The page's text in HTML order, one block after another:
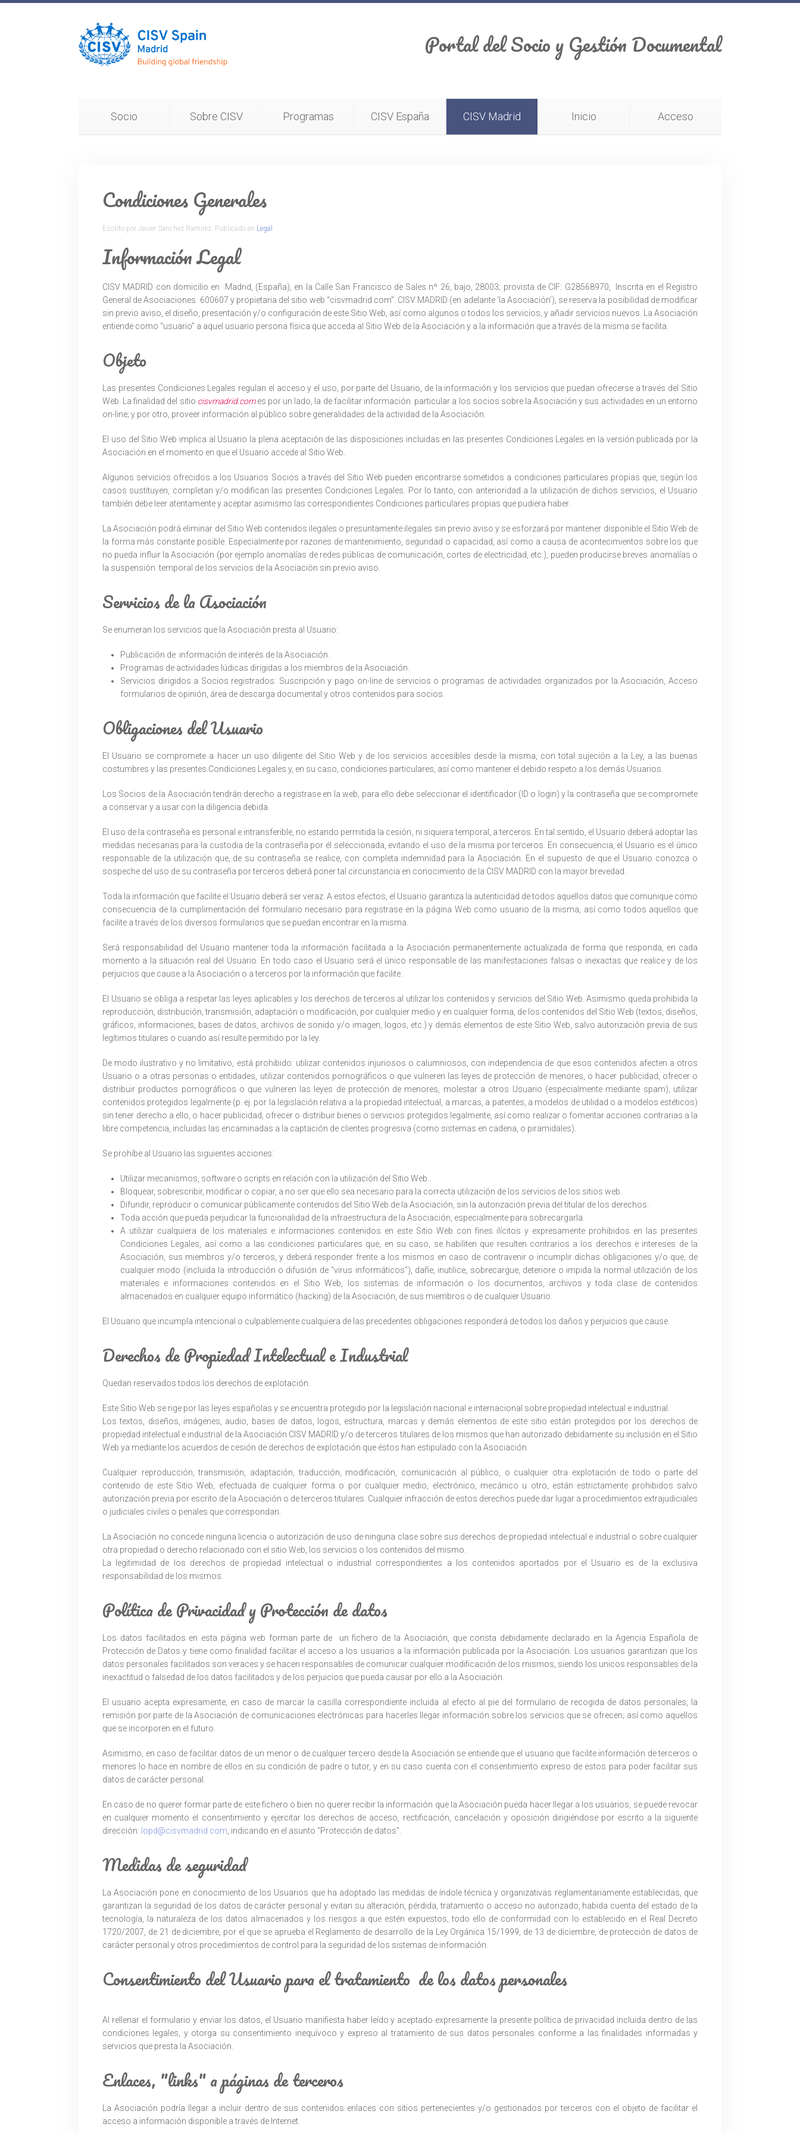
Portal del Socio y Gestión Documental
Socio Sobre CISV Programas CISV España CISV Madrid Inicio Acceso
Condiciones Generales
Escrito por Javier Sanchez Ramirez. Publicado en Legal
Información Legal
CISV MADRID con domicilio en Madrid, (España), en la Calle San Francisco de Sales nº 26, bajo, 28003; provista de CIF: G28568970, Inscrita en el Registro
General de Asociaciones 600607 y propietaria del sitio web “cisvmadrid.com”. CISV MADRID (en adelante ‘la Asociación’), se reserva la posibilidad de modificar
sin previo aviso, el diseño, presentación y/o configuración de este Sitio Web, así­ como algunos o todos los servicios, y añadir servicios nuevos. La Asociación
entiende como “usuario” a aquel usuario persona fí­sica que acceda al Sitio Web de la Asociación y a la información que a través de la misma se facilita.
Objeto
Las presentes Condiciones Legales regulan el acceso y el uso, por parte del Usuario, de la información y los servicios que puedan ofrecerse a través del Sitio
Web. La finalidad del sitio cisvmadrid.comes por un lado, la de facilitar información particular a los socios sobre la Asociación y sus actividades en un entorno
on-line; y por otro, proveer información al público sobre generalidades de la actividad de la Asociación.
El uso del Sitio Web implica al Usuario la plena aceptación de las disposiciones incluidas en las presentes Condiciones Legales en la versión publicada por la
Asociación en el momento en que el Usuario accede al Sitio Web.
Algunos servicios ofrecidos a los Usuarios Socios a través del Sitio Web pueden encontrarse sometidos a condiciones particulares propias que, según los
casos sustituyen, completan y/o modifican las presentes Condiciones Legales. Por lo tanto, con anterioridad a la utilización de dichos servicios, el Usuario
también debe leer atentamente y aceptar asimismo las correspondientes Condiciones particulares propias que pudiera haber.
La Asociación podrá eliminar del Sitio Web contenidos ilegales o presuntamente ilegales sin previo aviso y se esforzará por mantener disponible el Sitio Web de
la forma más constante posible. Especialmente por razones de mantenimiento, seguridad o capacidad, así­ como a causa de acontecimientos sobre los que
no pueda influir la Asociación (por ejemplo anomalías de redes públicas de comunicación, cortes de electricidad, etc.), pueden producirse breves anomalí­as o
la suspensión temporal de los servicios de la Asociación sin previo aviso.
Servicios de la Asociación
Se enumeran los servicios que la Asociación presta al Usuario:
Publicación de información de interés de la Asociación.
Programas de actividades lúdicas dirigidas a los miembros de la Asociación.
Servicios dirigidos a Socios registrados: Suscripción y pago on-line de servicios o programas de actividades organizados por la Asociación, Acceso
formularios de opinión, área de descarga documental y otros contenidos para socios.
Obligaciones del Usuario
El Usuario se compromete a hacer un uso diligente del Sitio Web y de los servicios accesibles desde la misma, con total sujeción a la Ley, a las buenas
costumbres y las presentes Condiciones Legales y, en su caso, condiciones particulares, así como mantener el debido respeto a los demás Usuarios.
Los Socios de la Asociación tendrán derecho a registrase en la web, para ello debe seleccionar el identificador (ID o login) y la contraseña que se compromete
a conservar y a usar con la diligencia debida.
El uso de la contraseña es personal e intransferible, no estando permitida la cesión, ni siquiera temporal, a terceros. En tal sentido, el Usuario deberá adoptar las
medidas necesarias para la custodia de la contraseña por él seleccionada, evitando el uso de la misma por terceros. En consecuencia, el Usuario es el único
responsable de la utilización que, de su contraseña se realice, con completa indemnidad para la Asociación. En el supuesto de que el Usuario conozca o
sospeche del uso de su contraseña por terceros deberá poner tal circunstancia en conocimiento de la CISV MADRID con la mayor brevedad.
Toda la información que facilite el Usuario deberá ser veraz. A estos efectos, el Usuario garantiza la autenticidad de todos aquellos datos que comunique como
consecuencia de la cumplimentación del formulario necesario para registrase en la página Web como usuario de la misma, así como todos aquellos que
facilite a través de los diversos formularios que se puedan encontrar en la misma.
Será responsabilidad del Usuario mantener toda la información facilitada a la Asociación permanentemente actualizada de forma que responda, en cada
momento a la situación real del Usuario. En todo caso el Usuario será el único responsable de las manifestaciones falsas o inexactas que realice y de los
perjuicios que cause a la Asociación o a terceros por la información que facilite.
El Usuario se obliga a respetar las leyes aplicables y los derechos de terceros al utilizar los contenidos y servicios del Sitio Web. Asimismo queda prohibida la
reproducción, distribución, transmisión, adaptación o modificación, por cualquier medio y en cualquier forma, de los contenidos del Sitio Web (textos, diseños,
gráficos, informaciones, bases de datos, archivos de sonido y/o imagen, logos, etc.) y demás elementos de este Sitio Web, salvo autorización previa de sus
legítimos titulares o cuando así resulte permitido por la ley.
De modo ilustrativo y no limitativo, está prohibido: utilizar contenidos injuriosos o calumniosos, con independencia de que esos contenidos afecten a otros
Usuario o a otras personas o entidades, utilizar contenidos pornográficos o que vulneren las leyes de protección de menores, o hacer publicidad, ofrecer o
distribuir productos pornográficos o que vulneren las leyes de protección de menores, molestar a otros Usuario (especialmente mediante spam), utilizar
contenidos protegidos legalmente (p. ej. por la legislación relativa a la propiedad intelectual, a marcas, a patentes, a modelos de utilidad o a modelos estéticos)
sin tener derecho a ello, o hacer publicidad, ofrecer o distribuir bienes o servicios protegidos legalmente, así como realizar o fomentar acciones contrarias a la
libre competencia, incluidas las encaminadas a la captación de clientes progresiva (como sistemas en cadena, o piramidales).
Se prohíbe al Usuario las siguientes acciones:
Utilizar mecanismos, software o scripts en relación con la utilización del Sitio Web.
Bloquear, sobrescribir, modificar o copiar, a no ser que ello sea necesario para la correcta utilización de los servicios de los sitios web.
Difundir, reproducir o comunicar públicamente contenidos del Sitio Web de la Asociación, sin la autorización previa del titular de los derechos.
Toda acción que pueda perjudicar la funcionalidad de la infraestructura de la Asociación, especialmente para sobrecargarla.
A utilizar cualquiera de los materiales e informaciones contenidos en este Sitio Web con fines ilícitos y expresamente prohibidos en las presentes
Condiciones Legales, así como a las condiciones particulares que, en su caso, se habiliten que resulten contrarios a los derechos e intereses de la
Asociación, sus miembros y/o terceros, y deberá responder frente a los mismos en caso de contravenir o incumplir dichas obligaciones y/o que, de
cualquier modo (incluida la introducción o difusión de "virus informáticos"), dañe, inutilice, sobrecargue, deteriore o impida la normal utilización de los
materiales e informaciones contenidos en el Sitio Web, los sistemas de información o los documentos, archivos y toda clase de contenidos
almacenados en cualquier equipo informático (hacking) de la Asociación, de sus miembros o de cualquier Usuario.
El Usuario que incumpla intencional o culpablemente cualquiera de las precedentes obligaciones responderá de todos los daños y perjuicios que cause.
Derechos de Propiedad Intelectual e Industrial
Quedan reservados todos los derechos de explotación.
Este Sitio Web se rige por las leyes españolas y se encuentra protegido por la legislación nacional e internacional sobre propiedad intelectual e industrial.
Los textos, diseños, imágenes, audio, bases de datos, logos, estructura, marcas y demás elementos de este sitio están protegidos por los derechos de
propiedad intelectual e industrial de la Asociación CISV MADRID y/o de terceros titulares de los mismos que han autorizado debidamente su inclusión en el Sitio
Web ya mediante los acuerdos de cesión de derechos de explotación que éstos han estipulado con la Asociación.
Cualquier reproducción, transmisión, adaptación, traducción, modificación, comunicación al público, o cualquier otra explotación de todo o parte del
contenido de este Sitio Web, efectuada de cualquier forma o por cualquier medio, electrónico, mecánico u otro, están estrictamente prohibidos salvo
autorización previa por escrito de la Asociación o de terceros titulares. Cualquier infracción de estos derechos puede dar lugar a procedimientos extrajudiciales
o judiciales civiles o penales que correspondan.
La Asociación no concede ninguna licencia o autorización de uso de ninguna clase sobre sus derechos de propiedad intelectual e industrial o sobre cualquier
otra propiedad o derecho relacionado con el sitio Web, los servicios o los contenidos del mismo.
La legitimidad de los derechos de propiedad intelectual o industrial correspondientes a los contenidos aportados por el Usuario es de la exclusiva
responsabilidad de los mismos.
Política de Privacidad y Protección de datos
Los datos facilitados en esta página web forman parte de un fichero de la Asociación, que consta debidamente declarado en la Agencia Española de
Protección de Datos y tiene como finalidad facilitar el acceso a los usuarios a la información publicada por la Asociación. Los usuarios garantizan que los
datos personales facilitados son veraces y se hacen responsables de comunicar cualquier modificación de los mismos, siendo los unicos responsables de la
inexactitud o falsedad de los datos facilitados y de los perjuicios que pueda causar por ello a la Asociación.
El usuario acepta expresamente, en caso de marcar la casilla correspondiente incluida al efecto al pie del formulario de recogida de datos personales, la
remisión por parte de la Asociación de comunicaciones electrónicas para hacerles llegar información sobre los servicios que se ofrecen; así como aquellos
que se incorporen en el futuro.
Asimismo, en caso de facilitar datos de un menor o de cualquier tercero desde la Asociación se entiende que el usuario que facilite información de terceros o
menores lo hace en nombre de ellos en su condición de padre o tutor, y en su caso cuenta con el consentimiento expreso de estos para poder facilitar sus
datos de carácter personal.
En caso de no querer formar parte de este fichero o bien no querer recibir la información que la Asociación pueda hacer llegar a los usuarios, se puede revocar
en cualquier momento el consentimiento y ejercitar los derechos de acceso, rectificación, cancelación y oposición dirigiéndose por escrito a la siguiente
dirección: lopd@cisvmadrid.com , indicando en el asunto "Protección de datos".
Medidas de seguridad
La Asociación pone en conocimiento de los Usuarios que ha adoptado las medidas de índole técnica y organizativas reglamentariamente establecidas, que
garantizan la seguridad de los datos de carácter personal y evitan su alteración, pérdida, tratamiento o acceso no autorizado, habida cuenta del estado de la
tecnología, la naturaleza de los datos almacenados y los riesgos a que estén expuestos, todo ello de conformidad con lo establecido en el Real Decreto
1720/2007, de 21 de diciembre, por el que se aprueba el Reglamento de desarrollo de la Ley Orgánica 15/1999, de 13 de diciembre, de protección de datos de
carácter personal y otros procedimientos de control para la seguridad de los sistemas de información.
Consentimiento del Usuario para el tratamiento de los datos personales
Al rellenar el formulario y enviar los datos, el Usuario manifiesta haber leído y aceptado expresamente la presente política de privacidad incluida dentro de las
condiciones legales, y otorga su consentimiento inequívoco y expreso al tratamiento de sus datos personales conforme a las finalidades informadas y
servicios que presta la Asociación.
Enlaces, "links" a páginas de terceros
La Asociación podría llegar a incluir dentro de sus contenidos enlaces con sitios pertenecientes y/o gestionados por terceros con el objeto de facilitar el
acceso a información disponible a través de Internet.